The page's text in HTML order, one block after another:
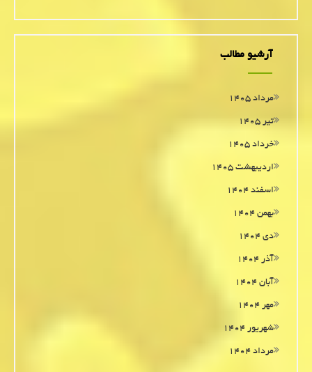
آرشیو مطالب
مرداد ۱۴۰۵
تیر ۱۴۰۵
خرداد ۱۴۰۵
اردیبهشت ۱۴۰۵
اسفند ۱۴۰۴
بهمن ۱۴۰۴
دی ۱۴۰۴
آذر ۱۴۰۴
آبان ۱۴۰۴
مهر ۱۴۰۴
شهریور ۱۴۰۴
مرداد ۱۴۰۴